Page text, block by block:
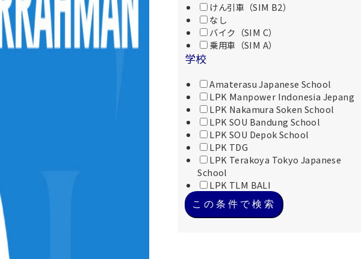
けん引車（SIM B2）
なし
バイク（SIM C）
乗用車（SIM A）
学校
Amaterasu Japanese School
LPK Manpower Indonesia Jepang
LPK Nakamura Soken School
LPK SOU Bandung School
LPK SOU Depok School
LPK TDG
LPK Terakoya Tokyo Japanese
School
LPK TLM BALI
この条件で検索